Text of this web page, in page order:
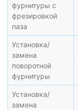
фурнитуры с
фрезировкой
паза
Установка/
замена
поворотной
фурнитуры
Установка/
замена